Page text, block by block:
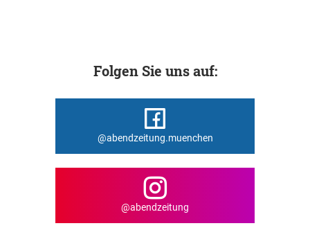
Folgen Sie uns auf:
@abendzeitung.muenchen
@abendzeitung